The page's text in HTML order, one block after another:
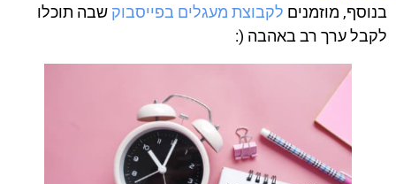
בנוסף, מוזמנים לקבוצת מעגלים בפייסבוק שבה תוכלו
לקבל ערך רב באהבה (: